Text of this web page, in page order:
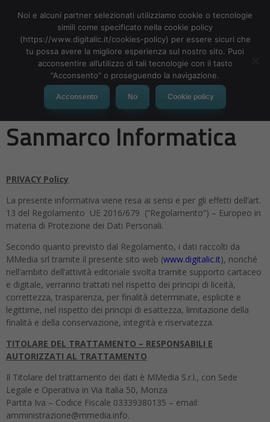
MENU
Privacy Policy – Webinar
Sanmarco Informatica
PRIVACY Policy
La presente informativa viene resa ai sensi e per gli effetti dell’art.
13 del Regolamento UE 2016/679 (“Regolamento”) – Europeo in
materia di Protezione dei Dati Personali.
Secondo quanto previsto dal Regolamento, i dati raccolti da
MMedia srl tramite il presente sito web (www.digitalic.it), nonché
nell’ambito dell’attività editoriale svolta tramite supporto cartaceo
e digitale, verranno trattati nel rispetto dei principi di liceità,
correttezza, trasparenza, per finalità determinate, esplicite e
legittime, nel rispetto dei principi di esattezza, limitazione della
finalità e della conservazione, integrità e riservatezza.
TITOLARE DEL TRATTAMENTO – RESPONSABILI E
AUTORIZZATI AL TRATTAMENTO
Il Titolare del trattamento dei dati è MMedia S.r.l., con Sede
Legale e Operativa in Via Italia 50, Monza
Partita Iva – Codice Fiscale 03339380135 – email:
amministrazione@mmedia.info.
Noi e alcuni partner selezionati utilizziamo cookie o tecnologie
simili come specificato nella cookie policy
(https://www.digitalic.it/cookies-policy) per essere sicuri che
tu possa avere la migliore esperienza sul nostro sito. Puoi
acconsentire all’utilizzo di tali tecnologie con il tasto
"Acconsento" o proseguendo la navigazione.
Acconsento No Cookie policy